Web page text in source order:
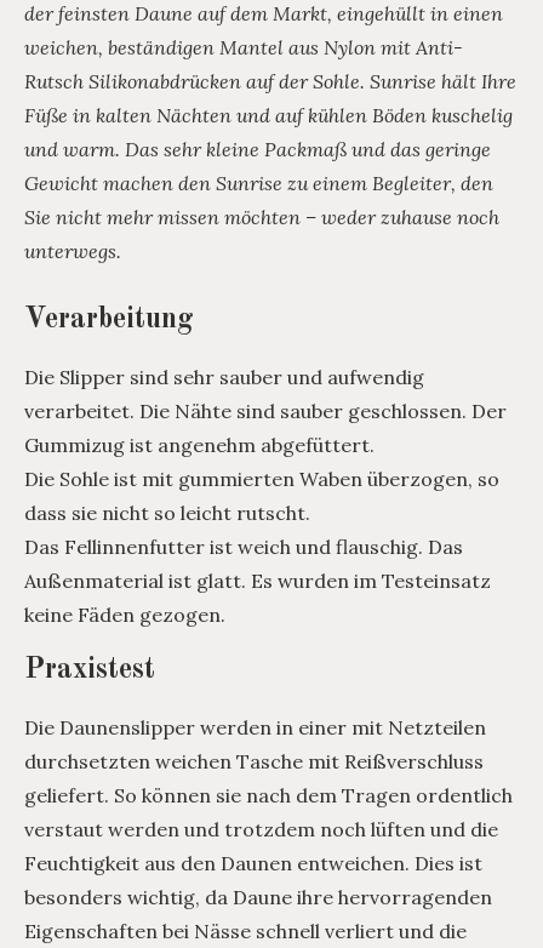
der feinsten Daune auf dem Markt, eingehüllt in einen
weichen, beständigen Mantel aus Nylon mit Anti-
Rutsch Silikonabdrücken auf der Sohle. Sunrise hält Ihre
Füße in kalten Nächten und auf kühlen Böden kuschelig
und warm. Das sehr kleine Packmaß und das geringe
Gewicht machen den Sunrise zu einem Begleiter, den
Sie nicht mehr missen möchten – weder zuhause noch
unterwegs.
Verarbeitung
Die Slipper sind sehr sauber und aufwendig
verarbeitet. Die Nähte sind sauber geschlossen. Der
Gummizug ist angenehm abgefüttert.
Die Sohle ist mit gummierten Waben überzogen, so
dass sie nicht so leicht rutscht.
Das Fellinnenfutter ist weich und flauschig. Das
Außenmaterial ist glatt. Es wurden im Testeinsatz
keine Fäden gezogen.
Praxistest
Die Daunenslipper werden in einer mit Netzteilen
durchsetzten weichen Tasche mit Reißverschluss
geliefert. So können sie nach dem Tragen ordentlich
verstaut werden und trotzdem noch lüften und die
Feuchtigkeit aus den Daunen entweichen. Dies ist
besonders wichtig, da Daune ihre hervorragenden
Eigenschaften bei Nässe schnell verliert und die